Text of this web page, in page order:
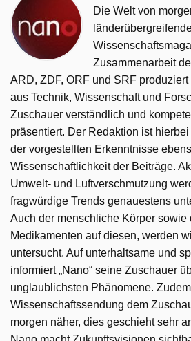
Die Welt von
Zusammenarbeit
ARD, ZDF, ORF und SRF
aus Technik, Wissenschaft und
Zuschauer verständlich und
präsentiert. Der Redaktion ist
der vorgestellten Erkenntnisse
Wissenschaftlichkeit der Beiträge.
Umwelt- und Luftverschmutzung
fragwürdige Trends genauestens
Auch der menschliche Körper sowie
Medikamenten auf diesen, werden
untersucht. Auf unterhaltsame und
informiert „Nano“ seine Zuschauer
unglaublichsten Phänomene.
Wissenschaftssendung dem
morgen näher, dies geschieht sehr